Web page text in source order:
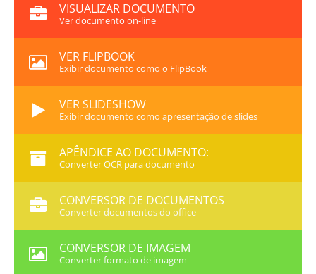
VISUALIZAR DOCUMENTO
Ver documento on-line
VER FLIPBOOK
Exibir documento como o FlipBook
VER SLIDESHOW
Exibir documento como apresentação de slides
APÊNDICE AO DOCUMENTO:
Converter OCR para documento
CONVERSOR DE DOCUMENTOS
Converter documentos do office
CONVERSOR DE IMAGEM
Converter formato de imagem